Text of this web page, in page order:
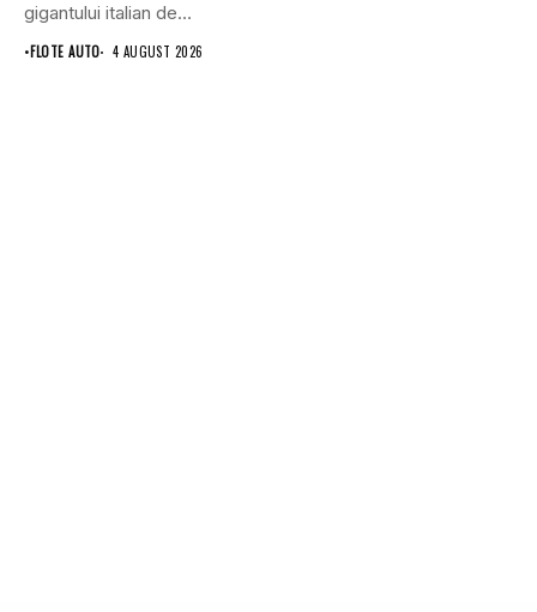
gigantului italian de
anvelope Pirelli.
•FLOTE AUTO 4 AUGUST 2026